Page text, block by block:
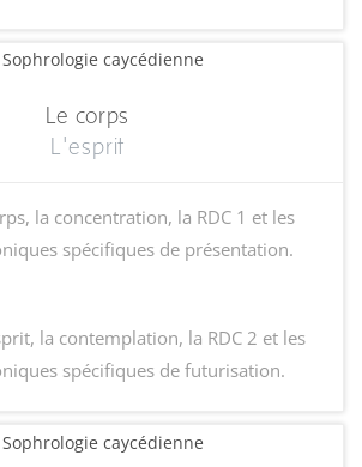
Le corps
L'esprit
la concentration, la RDC 1 et les
spécifiques de présentation.
la contemplation, la RDC 2 et les
spécifiques de futurisation.